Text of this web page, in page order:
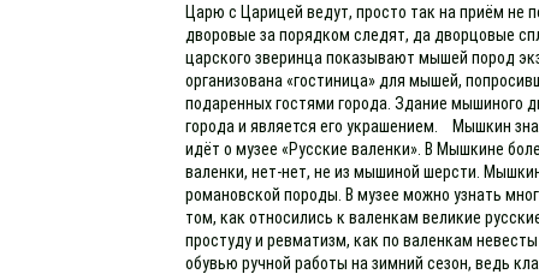
Царю с Царицей ведут, просто так на приём не
дворовые за порядком следят, да дворцовые
царского зверинца показывают мышей пород
организована «гостиница» для мышей,
подаренных гостями города. Здание мышиного
города и является его украшением. Мышкин
идёт о музее «Русские валенки». В Мышкине
валенки, нет-нет, не из мышиной шерсти.
романовской породы. В музее можно узнать
том, как относились к валенкам великие
простуду и ревматизм, как по валенкам
обувью ручной работы на зимний сезон, ведь